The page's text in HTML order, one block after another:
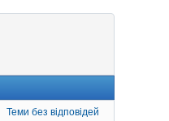
Теми без відповідей